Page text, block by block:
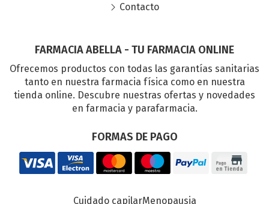
FARMACIA ABELLA - TU FARMACIA ONLINE
Ofrecemos productos con todas las garantías sanitarias
tanto en nuestra farmacia física como en nuestra
tienda online. Descubre nuestras ofertas y novedades
en farmacia y parafarmacia.
FORMAS DE PAGO
Contacto
Cuidado capilarMenopausia